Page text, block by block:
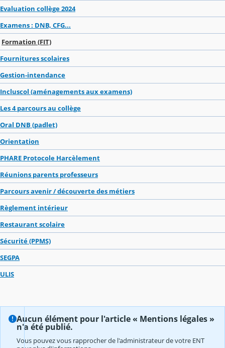
Evaluation collège 2024
Examens : DNB, CFG...
Formation (FIT)
Fournitures scolaires
Gestion-intendance
Incluscol (aménagements aux examens)
Les 4 parcours au collège
Oral DNB (padlet)
Orientation
PHARE Protocole Harcèlement
Réunions parents professeurs
Parcours avenir / découverte des métiers
Règlement intérieur
Restaurant scolaire
Sécurité (PPMS)
SEGPA
ULIS
Aucun élément pour l'article « Mentions légales »
n'a été publié.
Vous pouvez vous rapprocher de l'administrateur de votre ENT